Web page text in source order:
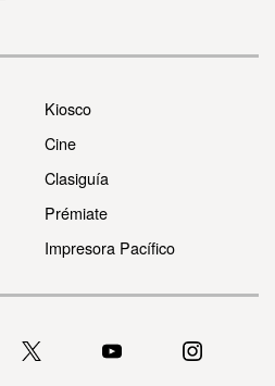
Kiosco
Cine
Clasiguía
Prémiate
Impresora Pacífico